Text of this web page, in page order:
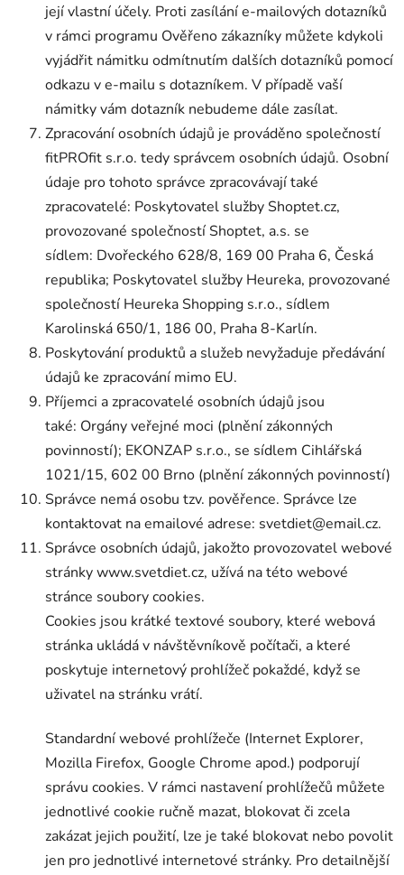
její vlastní účely. Proti zasílání e-mailových dotazníků
v rámci programu Ověřeno zákazníky můžete kdykoli
vyjádřit námitku odmítnutím dalších dotazníků pomocí
odkazu v e-mailu s dotazníkem. V případě vaší
námitky vám dotazník nebudeme dále zasílat.
Zpracování osobních údajů je prováděno společností
fitPROfit s.r.o. tedy správcem osobních údajů. Osobní
údaje pro tohoto správce zpracovávají také
zpracovatelé: Poskytovatel služby Shoptet.cz,
provozované společností Shoptet, a.s. se
sídlem: Dvořeckého 628/8, 169 00 Praha 6, Česká
republika; Poskytovatel služby Heureka, provozované
společností Heureka Shopping s.r.o., sídlem
Karolinská 650/1, 186 00, Praha 8-Karlín.
Poskytování produktů a služeb nevyžaduje předávání
údajů ke zpracování mimo EU.
Příjemci a zpracovatelé osobních údajů jsou
také: Orgány veřejné moci (plnění zákonných
povinností); EKONZAP s.r.o., se sídlem Cihlářská
1021/15, 602 00 Brno (plnění zákonných povinností)
Správce nemá osobu tzv. pověřence. Správce lze
kontaktovat na emailové adrese: svetdiet@email.cz.
Správce osobních údajů, jakožto provozovatel webové
stránky www.svetdiet.cz, užívá na této webové
stránce soubory cookies.
Cookies jsou krátké textové soubory, které webová
stránka ukládá v návštěvníkově počítači, a které
poskytuje internetový prohlížeč pokaždé, když se
uživatel na stránku vrátí.
Standardní webové prohlížeče (Internet Explorer,
Mozilla Firefox, Google Chrome apod.) podporují
správu cookies. V rámci nastavení prohlížečů můžete
jednotlivé cookie ručně mazat, blokovat či zcela
zakázat jejich použití, lze je také blokovat nebo povolit
jen pro jednotlivé internetové stránky. Pro detailnější